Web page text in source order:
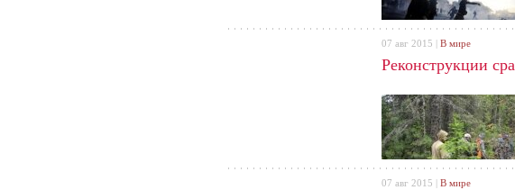
Реконструкции
07 авг 2015 | В мире
07 авг 2015 | В мире